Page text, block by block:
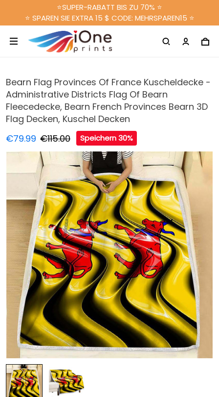
⭐SUPER-RABATT BIS ZU 70% ⭐
⭐ SPAREN SIE EXTRA 15 $ CODE: MEHRSPAREN15 ⭐
Bearn Flag Provinces Of France Kuscheldecke -
Administrative Districts Flag Of Bearn
Fleecedecke, Bearn French Provinces Bearn 3D
Flag Decken, Kuschel Decken
€79.99 €115.00 Speichern 30%